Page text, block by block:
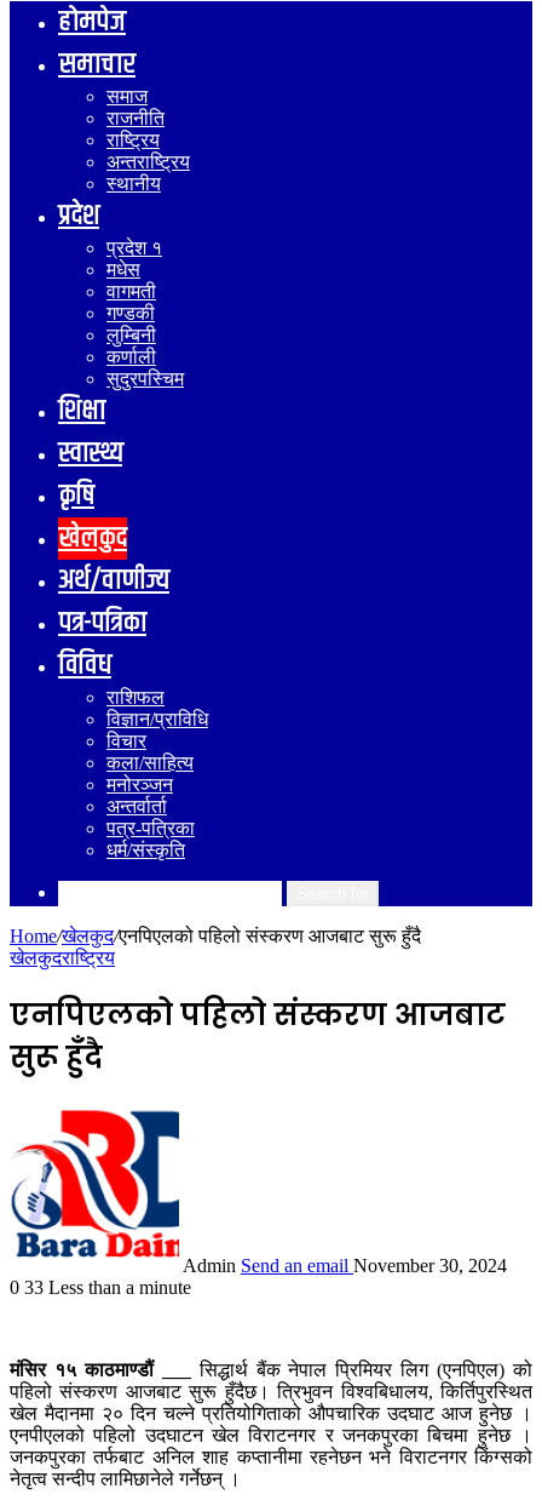
होमपेज
समाचार
समाज
राजनीति
राष्ट्रिय
अन्तराष्ट्रिय
स्थानीय
प्रदेश
प्रदेश १
मधेस
वागमती
गण्डकी
लुम्बिनी
कर्णाली
सुदुरपस्चिम
शिक्षा
स्वास्थ्य
कृषि
खेलकुद
अर्थ/वाणीज्य
पत्र-पत्रिका
विविध
राशिफल
विज्ञान/प्राविधि
विचार
कला/साहित्य
मनोरञ्जन
अन्तर्वार्ता
पत्र-पत्रिका
धर्म/संस्कृति
Home/खेलकुद/एनपिएलको पहिलो संस्करण आजबाट सुरू हुँदै
खेलकुदराष्ट्रिय
एनपिएलको पहिलो संस्करण आजबाट
सुरू हुँदै
Admin Send an email November 30, 2024
0 33 Less than a minute
मंसिर १५ काठमाण्डौं ___
सिद्धार्थ बैंक नेपाल प्रिमियर लिग (एनपिएल) को
पहिलो संस्करण आजबाट सुरू हुँदैछ। त्रिभुवन विश्वबिधालय, किर्तिपुरस्थित
खेल मैदानमा २० दिन चल्ने प्रतियोगिताको औपचारिक उदघाट आज हुनेछ ।
एनपीएलको पहिलो उदघाटन खेल विराटनगर र जनकपुरका बिचमा हुनेछ ।
जनकपुरका तर्फबाट अनिल शाह कप्तानीमा रहनेछन भने विराटनगर किंग्सको
नेतृत्व सन्दीप लामिछानेले गर्नेछन् ।